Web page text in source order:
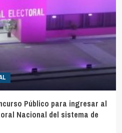
Público para ingresar al
Nacional del sistema de